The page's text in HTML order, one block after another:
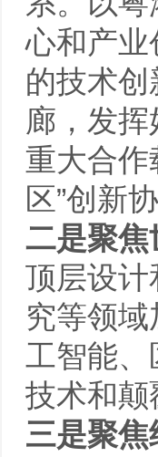
心和产业
的技术
廊，发挥
重大合作
区”创新
二是聚焦
顶层设计
究等领
工智能、
技术和颠
三是聚